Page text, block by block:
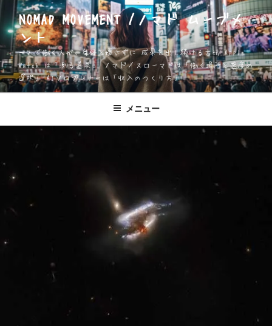
ン
テ
ン
ツ
へ
ス
NOMAD MOVEMENT /ノマド ムーブメ
ント
一人で働く人が、身体を壊さずに 成果を出し続ける方法 Apple
Watch は「測る道具」 ノマド／スローマドは「働く場所と速度の
選択」 AIソロプレナーは「収入のつくり方」
メニュー